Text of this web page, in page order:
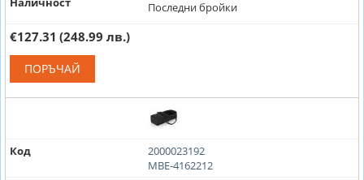
Последни бройки
€127.31 (248.99 лв.)
ПОРЪЧАЙ
Код
2000023192
MBE-4162212